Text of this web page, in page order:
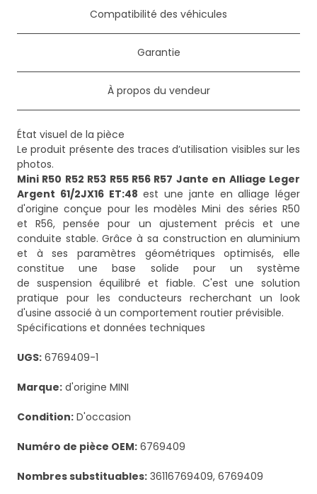
Compatibilité des véhicules
Garantie
À propos du vendeur
État visuel de la pièce
Le produit présente des traces d’utilisation visibles sur les
Mini R50 R52 R53 R55 R56 R57 Jante en Alliage Leger
Argent 61/2JX16 ET:48 est une jante en alliage léger
d'origine conçue pour les modèles Mini des séries R50
et R56, pensée pour un ajustement précis et une
conduite stable. Grâce à sa construction en aluminium
et à ses paramètres géométriques optimisés, elle
constitue une base solide pour un système
de suspension équilibré et fiable. C'est une solution
pratique pour les conducteurs recherchant un look
d'usine associé à un comportement routier prévisible.
Spécifications et données techniques
UGS: 6769409-1
Marque: d'origine MINI
Condition: D'occasion
Numéro de pièce OEM: 6769409
Nombres substituables: 36116769409, 6769409